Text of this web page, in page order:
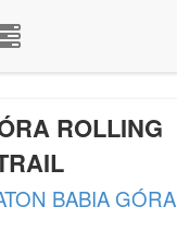
ROLLING
BABIA GÓRA